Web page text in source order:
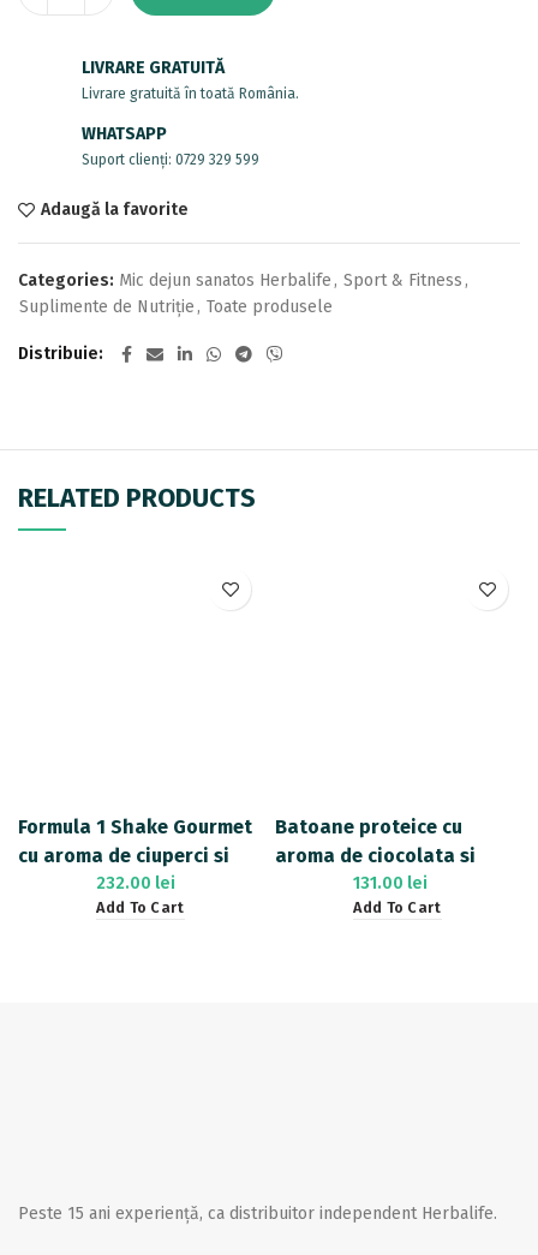
LIVRARE GRATUITĂ
Livrare gratuită în toată România.
WHATSAPP
Suport clienți: 0729 329 599
Adaugă la favorite
Categories: Mic dejun sanatos Herbalife , Sport & Fitness ,
Suplimente de Nutriție , Toate produsele
Distribuie
RELATED PRODUCTS
Formula 1 Shake Gourmet
cu aroma de ciuperci si
ierburi 550g
232.00 lei
Add To Cart
Batoane proteice cu
aroma de ciocolata si
alune – 14buc
131.00 lei
Add To Cart
Peste 15 ani experiență, ca distribuitor independent Herbalife.